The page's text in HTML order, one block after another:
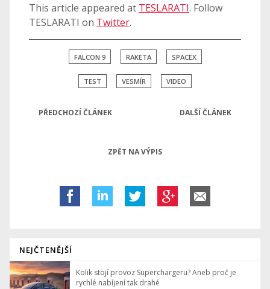
This article appeared at TESLARATI. Follow
TESLARATI on Twitter.
FALCON 9 RAKETA SPACEX
TEST VESMÍR VIDEO
PŘEDCHOZÍ ČLÁNEK DALŠÍ ČLÁNEK
ZPĚT NA VÝPIS
NEJČTENĚJŠÍ
Kolik stojí provoz Superchargeru? Aneb proč je
rychlé nabíjení tak drahé